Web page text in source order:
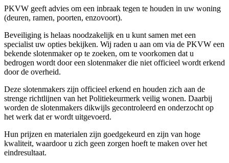
PKVW geeft advies om een inbraak tegen te houden in uw woning
(deuren, ramen, poorten, enzovoort).
Beveiliging is helaas noodzakelijk en u kunt samen met een
specialist uw opties bekijken. Wij raden u aan om via de PKVW een
bekende slotenmaker op te zoeken, om te voorkomen dat u
bedrogen wordt door een slotenmaker die niet officieel wordt erkend
door de overheid.
Deze slotenmakers zijn officieel erkend en houden zich aan de
strenge richtlijnen van het Politiekeurmerk veilig wonen. Daarbij
worden de slotenmakers dikwijls gecontroleerd en onderzocht op
het werk dat er wordt uitgevoerd.
Hun prijzen en materialen zijn goedgekeurd en zijn van hoge
kwaliteit, waardoor u zich geen zorgen hoeft te maken over het
eindresultaat.